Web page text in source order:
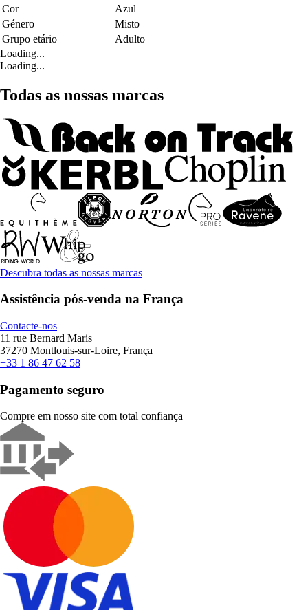
Cor
Azul
Género
Misto
Grupo etário
Adulto
Loading...
Loading...
Todas as nossas marcas
Descubra todas as nossas marcas
Assistência pós-venda na França
Contacte-nos
11 rue Bernard Maris
37270 Montlouis-sur-Loire, França
+33 1 86 47 62 58
Pagamento seguro
Compre em nosso site com total confiança